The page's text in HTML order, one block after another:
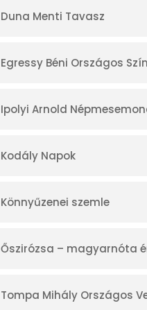
r
Duna Menti Tavasz
Egressy Béni Országos
Ipolyi Arnold
Kodály Napok
Könnyűzenei szemle
Őszirózsa – magyarnóta
Tompa Mihály Országos